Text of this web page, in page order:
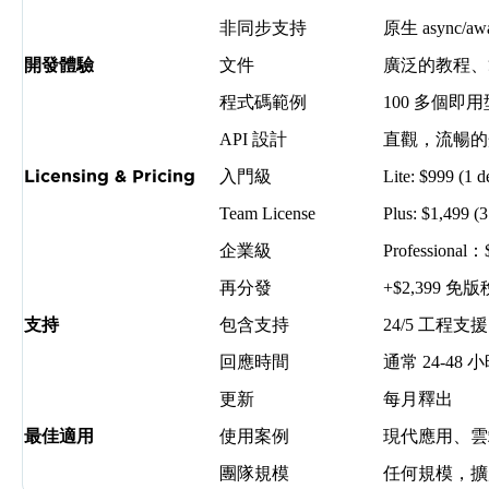
非同步支持
原生 async/
開發體驗
文件
廣泛的教程
程式碼範例
100 多個即用
API 設計
直觀，流暢
Licensing & Pricing
入門級
Lite: $999 (1
Team License
Plus: $1,499
企業級
Professional
再分發
+$2,399 免版
支持
包含支持
24/5 工程支援
回應時間
通常 24-48 小
更新
每月釋出
最佳適用
使用案例
現代應用、
團隊規模
任何規模，